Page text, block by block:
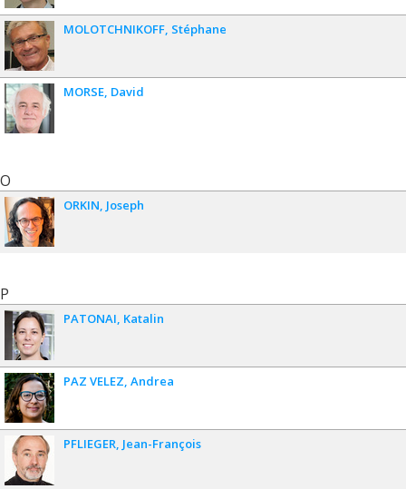
MOLOTCHNIKOFF Stéphane
MORSE David
O
ORKIN Joseph
P
PATONAI Katalin
PAZ VELEZ Andrea
PFLIEGER Jean-François